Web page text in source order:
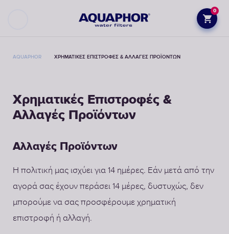
0
AQUAPHOR ΧΡΗΜΑΤΙΚΈΣ ΕΠΙΣΤΡΟΦΈΣ & ΑΛΛΑΓΈΣ ΠΡΟΪΌΝΤΩΝ
Χρηματικές Επιστροφές &
Αλλαγές Προϊόντων
Αλλαγές Προϊόντων
Η πολιτική μας ισχύει για 14 ημέρες. Εάν μετά από την
αγορά σας έχουν περάσει 14 μέρες, δυστυχώς, δεν
μπορούμε να σας προσφέρουμε χρηματική
επιστροφή ή αλλαγή.